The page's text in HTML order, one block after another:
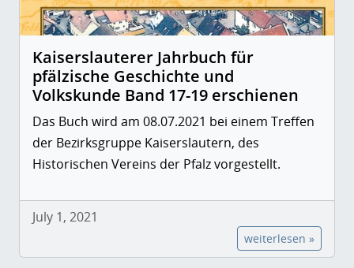
Kaiserslauterer Jahrbuch für
pfälzische Geschichte und
Volkskunde Band 17-19 erschienen
Das Buch wird am 08.07.2021 bei einem Treffen
der Bezirksgruppe Kaiserslautern, des
Historischen Vereins der Pfalz vorgestellt.
July 1, 2021
weiterlesen »